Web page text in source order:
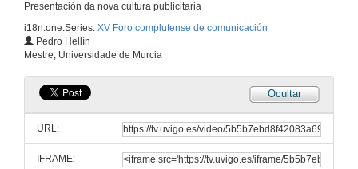
Presentación da nova cultura publicitaria
i18n.one.Series: XV Foro complutense de comunicación
Pedro Hellín
Mestre, Universidade de Murcia
Ocultar
URL:
IFRAME:
6 de feb. de 2014
Comunicacións: Modelos produtivos para a mensaxe audiovisual
6 de feb. de 2014